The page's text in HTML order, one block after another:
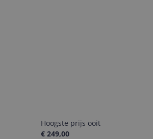
Hoogste prijs ooit
€ 249,00